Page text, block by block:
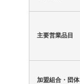
主要営業品目
加盟組合・団体